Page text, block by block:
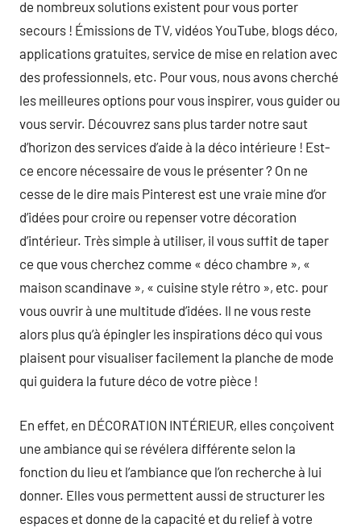
de nombreux solutions existent pour vous porter
secours ! Émissions de TV, vidéos YouTube, blogs déco,
applications gratuites, service de mise en relation avec
des professionnels, etc. Pour vous, nous avons cherché
les meilleures options pour vous inspirer, vous guider ou
vous servir. Découvrez sans plus tarder notre saut
d’horizon des services d’aide à la déco intérieure ! Est-
ce encore nécessaire de vous le présenter ? On ne
cesse de le dire mais Pinterest est une vraie mine d’or
d’idées pour croire ou repenser votre décoration
d’intérieur. Très simple à utiliser, il vous suffit de taper
ce que vous cherchez comme « déco chambre », «
maison scandinave », « cuisine style rétro », etc. pour
vous ouvrir à une multitude d’idées. Il ne vous reste
alors plus qu’à épingler les inspirations déco qui vous
plaisent pour visualiser facilement la planche de mode
qui guidera la future déco de votre pièce !
En effet, en DÉCORATION INTÉRIEUR, elles conçoivent
une ambiance qui se révélera différente selon la
fonction du lieu et l’ambiance que l’on recherche à lui
donner. Elles vous permettent aussi de structurer les
espaces et donne de la capacité et du relief à votre